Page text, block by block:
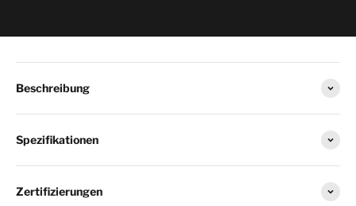
Beschreibung
Spezifikationen
Zertifizierungen